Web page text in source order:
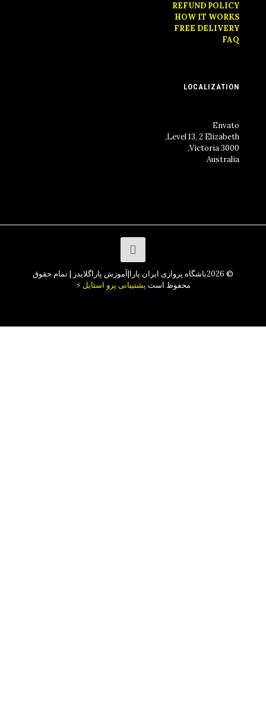
REFUND POLICY
HOW IT WORKS
FREE DELIVERY
FAQ
LOCALIZATION
Envato
Level 13, 2 Elizabeth,
Victoria 3000,
Australia
© 2026باشگاه پروازی ایران پارا|آموزش پاراگلایدر | تمام حقوق
محفوظ است پشتیبانی پرو استایل ⚡